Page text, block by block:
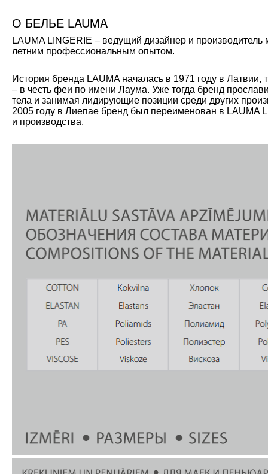
О БЕЛЬЕ LAUMA
LAUMA LINGERIE – ведущий дизайнер и
летним профессиональным опытом.
История бренда LAUMA началась в 1971 году в
– в честь феи по имени Лаума. Уже тогда бренд
тела и занимая лидирующие позиции среди других
2005 году в Лиепае бренд был переименован в LAUMA
и производства.